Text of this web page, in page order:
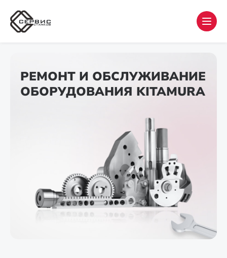
РЕМОНТ И ОБСЛУЖИВАНИЕ
ОБОРУДОВАНИЯ KITAMURA